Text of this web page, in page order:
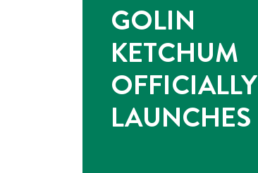
GOLIN
KETCHUM
OFFICIALLY
LAUNCHES